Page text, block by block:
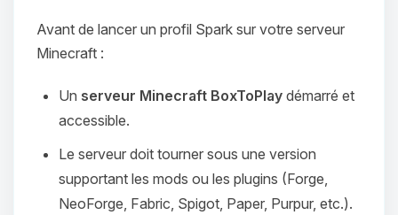
Avant de lancer un profil Spark sur votre serveur
Minecraft :
Un serveur Minecraft BoxToPlay démarré et
accessible.
Le serveur doit tourner sous une version
supportant les mods ou les plugins (Forge,
NeoForge, Fabric, Spigot, Paper, Purpur, etc.).